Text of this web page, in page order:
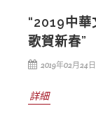
“2019中
歌賀新春”
2019年02月24日
詳細